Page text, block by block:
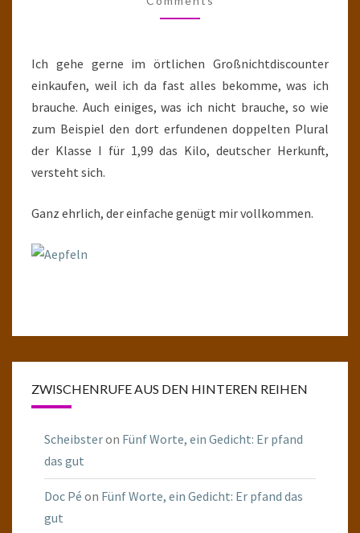
Ich gehe gerne im örtlichen Großnichtdiscounter
einkaufen, weil ich da fast alles bekomme, was ich
brauche. Auch einiges, was ich nicht brauche, so wie
zum Beispiel den dort erfundenen doppelten Plural
der Klasse I für 1,99 das Kilo, deutscher Herkunft,
versteht sich.
Ganz ehrlich, der einfache genügt mir vollkommen.
ZWISCHENRUFE AUS DEN HINTEREN REIHEN
Scheibsteron Fünf Worte, ein Gedicht: Er pfand
das gut
Doc Pé on Fünf Worte, ein Gedicht: Er pfand das
gut